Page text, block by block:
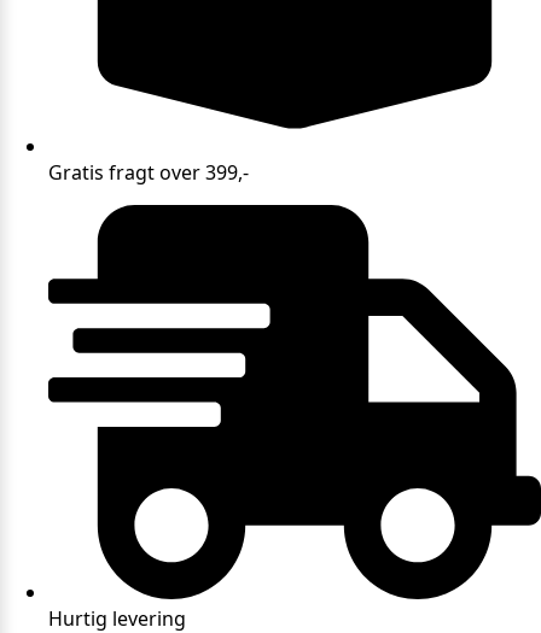
Gratis fragt over 399,-
Hurtig levering